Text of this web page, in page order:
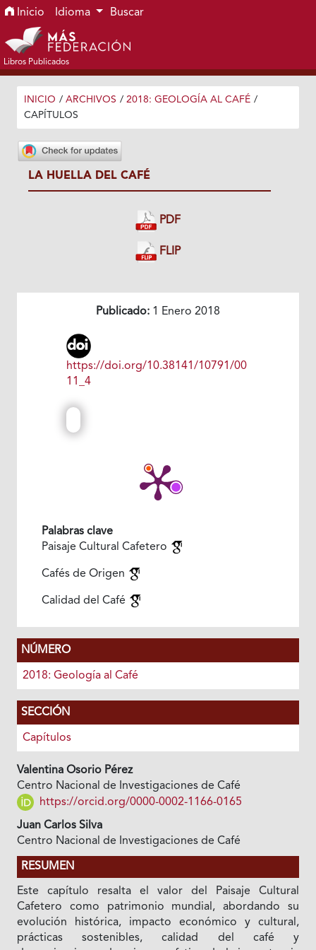
Ir al menú de navegación principal
Ir al contenido principal
Ir al pie de página del sitio
Inicio Idioma Buscar
Libros Publicados
INICIO / ARCHIVOS / 2018: GEOLOGÍA AL CAFÉ /
CAPÍTULOS
LA HUELLA DEL CAFÉ
PDF
FLIP
Publicado: 1 Enero 2018
https://doi.org/10.38141/10791/00
11_4
Palabras clave
Paisaje Cultural Cafetero
Cafés de Origen
Calidad del Café
NÚMERO
2018: Geología al Café
SECCIÓN
Capítulos
Valentina Osorio Pérez
Centro Nacional de Investigaciones de Café
https://orcid.org/0000-0002-1166-0165
Juan Carlos Silva
Centro Nacional de Investigaciones de Café
RESUMEN
Este capítulo resalta el valor del Paisaje Cultural
Cafetero como patrimonio mundial, abordando su
evolución histórica, impacto económico y cultural,
prácticas sostenibles, calidad del café y